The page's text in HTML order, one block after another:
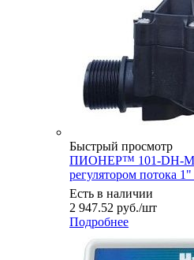
Быстрый просмотр
ПИОНЕР™ 101-DH-
регулятором потока
Есть в наличии
2 947.52 руб./шт
Подробнее